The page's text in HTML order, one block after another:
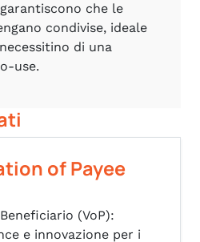
che le
condivise, ideale
di una
use.
of Payee
(VoP):
e innovazione per i